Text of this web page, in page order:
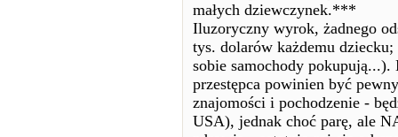
małych dziewczynek.***
Iluzoryczny wyrok, żadnego
tys. dolarów każdemu
sobie samochody pokupują...).
przestępca powinien być
znajomości i pochodzenie -
USA), jednak choć parę, ale